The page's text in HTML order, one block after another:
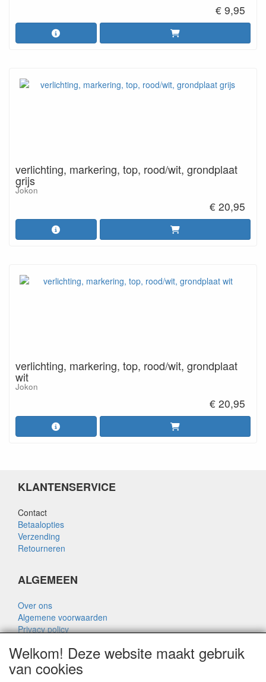
€ 9,95
verlichting, markering, top, rood/wit, grondplaat
grijs
Jokon
€ 20,95
verlichting, markering, top, rood/wit, grondplaat
wit
Jokon
€ 20,95
KLANTENSERVICE
Contact
Betaalopties
Verzending
Retourneren
ALGEMEEN
Over ons
Algemene voorwaarden
Privacy policy
Over Rik Thijssen
Welkom! Deze website maakt gebruik
van cookies